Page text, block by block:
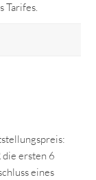
Tarifes.
ersten 6
eines